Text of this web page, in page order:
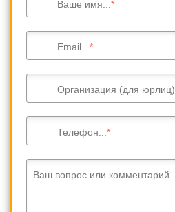
Ваше имя...
Email...
Организация (для юрлиц)
Телефон...
Ваш вопрос или комментарий